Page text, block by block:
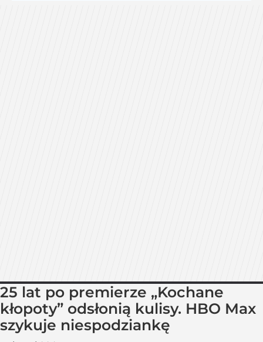
25 lat po premierze „Kochane
kłopoty” odsłonią kulisy. HBO Max
szykuje niespodziankę